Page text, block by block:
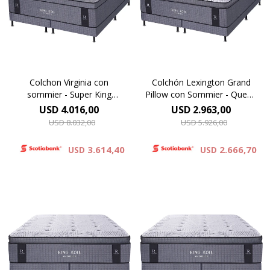
innovador pillow top,
conformado por espuma
viscoelástica , ofrece un
experiencia superior de
confort. 40 cm de altura
Colchon Virginia con
sommier - Super King
200x200
USD 4.016,00
USD8.032,00
USD 3.614,40
inigualable, y su innovador
pillow top, conformado por
espuma viscoelástica, ofrece
un experiencia superior de
confort. 37 cm de altura.
Colchón Lexington Grand
Pillow con Sommier - Queen
160x200
USD 2.963,00
USD5.926,00
USD 2.666,70
El colchón Lexington Grand
Pillow, redefine el descanso.
Su tejido de punto
proporciona una suavidad
inigualable, y su innovador
pillow top, conformado por
espuma viscoelástica, ofrece
El colchón Lexington Grand
Pillow, redefine el descanso.
Su tejido de punto
proporciona una suavidad
inigualable, y su innovador
pillow top, conformado por
espuma viscoelástica, ofrece